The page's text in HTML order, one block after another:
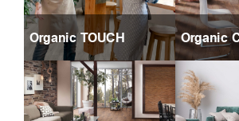
Organic TOUCH Organic